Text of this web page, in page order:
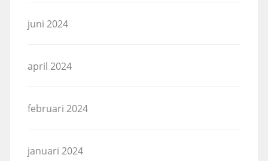
juni 2024
april 2024
februari 2024
januari 2024